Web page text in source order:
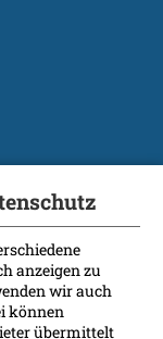
anzeigen zu
wir auch
können
übermittelt